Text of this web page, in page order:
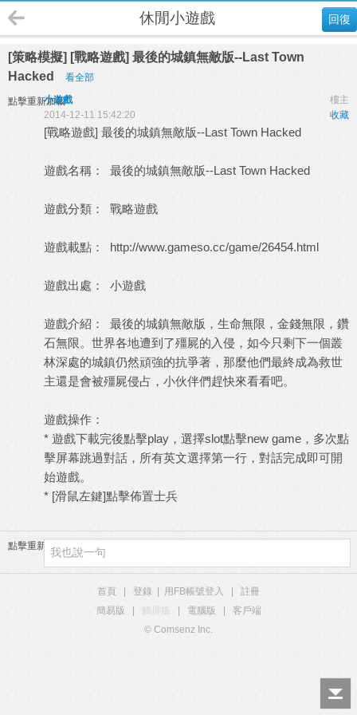
回復
休閒小遊戲
[策略模擬] [戰略遊戲] 最後的城鎮無敵版--Last Town
Hacked
看全部
點擊重新加載 樓主
小遊戲
收藏
2014-12-11 15:42:20
[戰略遊戲] 最後的城鎮無敵版--Last Town Hacked
遊戲名稱： 最後的城鎮無敵版--Last Town Hacked
遊戲分類： 戰略遊戲
遊戲載點： http://www.gameso.cc/game/26454.html
遊戲出處： 小遊戲
遊戲介紹： 最後的城鎮無敵版，生命無限，金錢無限，鑽
石無限。世界各地遭到了殭屍的入侵，如今只剩下一個叢
林深處的城鎮仍然頑強的抗爭著，那麼他們最終成為救世
主還是會被殭屍侵占，小伙伴們趕快來看看吧。
遊戲操作：
* 遊戲下載完後點擊play，選擇slot點擊new game，多次點
擊屏幕跳過對話，所有英文選擇第一行，對話完成即可開
始遊戲。
* [滑鼠左鍵]點擊佈置士兵
點擊重新加載
首頁 登錄 用FB帳號登入
註冊
簡易版
觸屏版 電腦版
客戶端
© Comsenz Inc.